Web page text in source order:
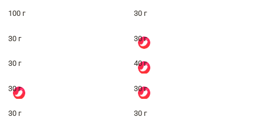
100 г 30 г
30 г 30 г
30 г 40 г
30 г 30 г
30 г 30 г